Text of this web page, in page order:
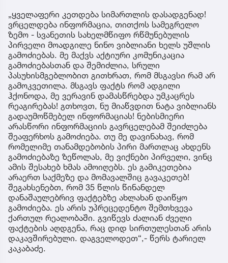
„ყველაფერი კეთდება სიმართლის დასადგენად!
ვრცელდება ინფორმაცია, თითქოს სამეგრელო
ზემო - სვანეთის სახელმწიფო რწმუნებულის
პირველი მოადგილე ნინო ვიბლიანი ხელს უშლის
გამოძიებას. მე მაქვს აქტიური კომუნიკაცია
გამოძიებასთან და შემიძლია, სრული
პასუხისმგებლობით გითხრათ, რომ მსგავსი რამ არ
გამოკვეთილა. მსგავს ფაქტს რომ ადგილი
ჰქონოდა, მე ვერავინ დამასწრებდა უმკაცრეს
რეაგირებას! გთხოვთ, ნუ მიაწვდით ნატა ვიბლიანს
გადაუმოწმებელ ინფორმაციას! ნებისმიერი
არასწორი ინფორმაციის გავრცელებამ შეიძლება
შეაფერხოს გამოძიება. თუ მე დავინახავ, რომ
რომელიმე თანამდებობის პირი მართლაც ახდენს
გამოძიებაზე ზეწოლას, მე ვიქნები პირველი, ვინც
ამის შესახებ ხმას ამოიღებს. ეს გამიკეთებია
არაერთ საქმეზე და მომავალშიც გავაკეთებ!
შეგახსენებთ, რომ 35 წლის წინანდელ
დანაშაულებრივ ფაქტებზე ახლახან დაიწყო
გამოძიება. ეს არის უპრეცედენტო შემთხვევა
ქართულ რეალობაში. გვიწევს ძალიან ძველი
ფაქტების აღდგენა, რაც დიდ სირთულესთან არის
დაკავშირებული. დაგველოდეთ“,- წერს ტარიელ
კაკაბაძე.